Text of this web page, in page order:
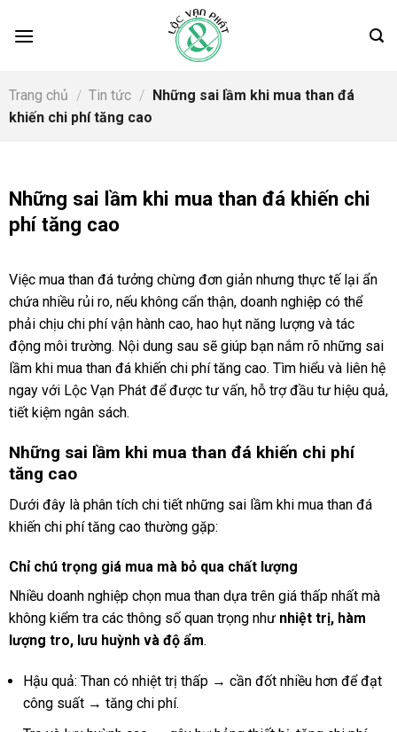
Trang chủ / Tin tức / Những sai lầm khi mua than đá
khiến chi phí tăng cao
Những sai lầm khi mua than đá khiến chi
phí tăng cao
Việc mua than đá tưởng chừng đơn giản nhưng thực tế lại ẩn
chứa nhiều rủi ro, nếu không cẩn thận, doanh nghiệp có thể
phải chịu chi phí vận hành cao, hao hụt năng lượng và tác
động môi trường. Nội dung sau sẽ giúp bạn nắm rõ những sai
lầm khi mua than đá khiến chi phí tăng cao. Tìm hiểu và liên hệ
ngay với Lộc Vạn Phát để được tư vấn, hỗ trợ đầu tư hiệu quả,
tiết kiệm ngân sách.
Những sai lầm khi mua than đá khiến chi phí
tăng cao
Dưới đây là phân tích chi tiết những sai lầm khi mua than đá
khiến chi phí tăng cao thường gặp:
Chỉ chú trọng giá mua mà bỏ qua chất lượng
Nhiều doanh nghiệp chọn mua than dựa trên giá thấp nhất mà
không kiểm tra các thông số quan trọng như nhiệt trị, hàm
lượng tro, lưu huỳnh và độ ẩm.
Hậu quả: Than có nhiệt trị thấp → cần đốt nhiều hơn để đạt
công suất → tăng chi phí.